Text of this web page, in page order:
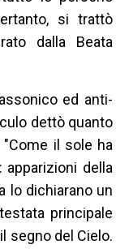
si trattò
dalla Beata
ed anti-
dettò quanto
il sole ha
apparizioni della
lo dichiarano un
principale
segno del Cielo.